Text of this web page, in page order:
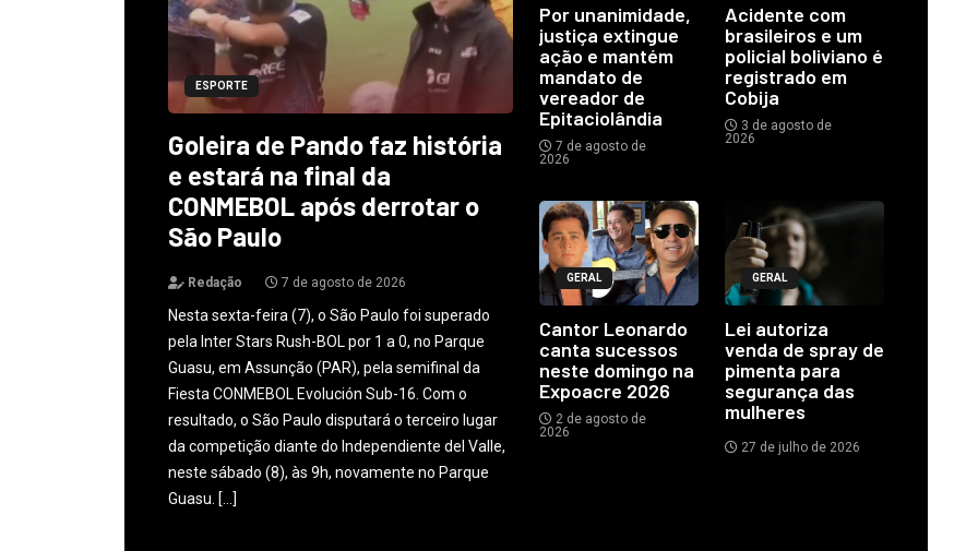
ESPORTE
Goleira de Pando faz história
e estará na final da
CONMEBOL após derrotar o
São Paulo
Redação 7 de agosto de 2026
Nesta sexta-feira (7), o São Paulo foi superado
pela Inter Stars Rush-BOL por 1 a 0, no Parque
Guasu, em Assunção (PAR), pela semifinal da
Fiesta CONMEBOL Evolución Sub-16. Com o
resultado, o São Paulo disputará o terceiro lugar
da competição diante do Independiente del Valle,
neste sábado (8), às 9h, novamente no Parque
Guasu. […]
Por unanimidade,
justiça extingue
ação e mantém
mandato de
vereador de
Epitaciolândia
7 de agosto de
2026
Acidente com
brasileiros e um
policial boliviano é
registrado em
Cobija
3 de agosto de
2026
GERAL
Cantor Leonardo
canta sucessos
neste domingo na
Expoacre 2026
2 de agosto de
2026
GERAL
Lei autoriza
venda de spray de
pimenta para
segurança das
mulheres
27 de julho de 2026